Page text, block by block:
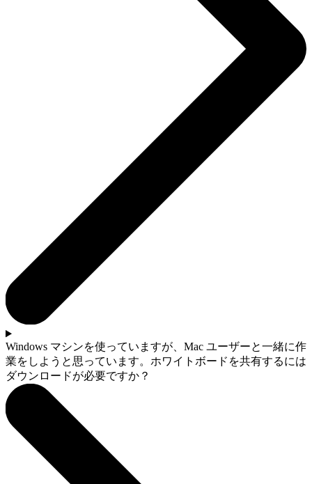
Windows マシンを使っていますが、Mac ユーザーと一緒に作
業をしようと思っています。ホワイトボードを共有するには
ダウンロードが必要ですか？